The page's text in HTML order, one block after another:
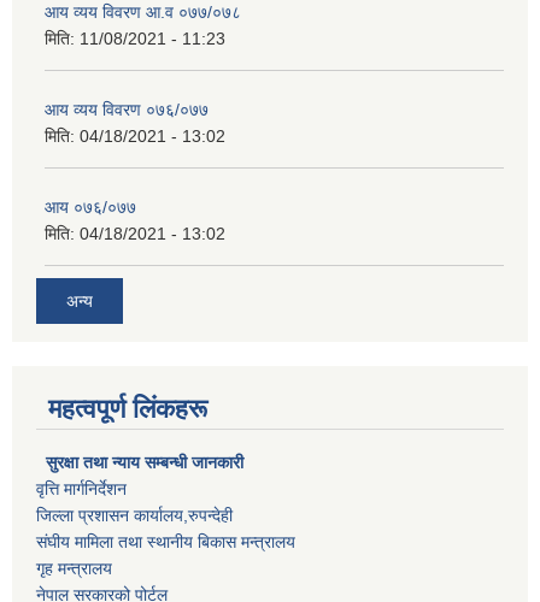
आय व्यय विवरण आ.व ०७७/०७८
मिति: 11/08/2021 - 11:23
आय व्यय विवरण ०७६/०७७
मिति: 04/18/2021 - 13:02
आय ०७६/०७७
मिति: 04/18/2021 - 13:02
अन्य
महत्वपूर्ण लिंकहरू
सुरक्षा तथा न्याय सम्बन्धी जानकारी
वृत्ति मार्गनिर्देशन
जिल्ला प्रशासन कार्यालय,रुपन्देही
संघीय मामिला तथा स्थानीय बिकास मन्त्रालय
गृह मन्त्रालय
नेपाल सरकारको पोर्टल